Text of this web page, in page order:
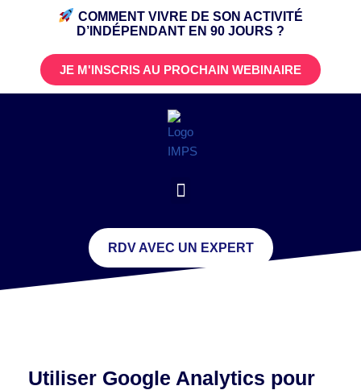
COMMENT VIVRE DE SON ACTIVITÉ
D’INDÉPENDANT EN 90 JOURS ?
JE M'INSCRIS AU PROCHAIN WEBINAIRE
RDV AVEC UN EXPERT
Utiliser Google Analytics pour